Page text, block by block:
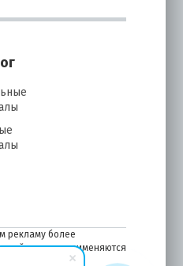
рекламу более
сайте также применяются